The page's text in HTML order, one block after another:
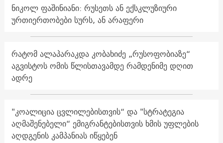
ნიკოლ ფაშინიანი: რუსეთს ან ექსკლუზიური
ურთიერთობები სურს, ან არაფერი
რატომ ალაპარაკდა კობახიძე „რუსოფობიაზე“
აგვისტოს ომის წლისთავამდე რამდენიმე დღით
ადრე
"კოალიცია ცვლილებისთვის“ და "სტრატეგია
აღმაშენებელი“ ემიგრანტებისთვის ხმის უფლების
აღდგენის კამპანიას იწყებენ